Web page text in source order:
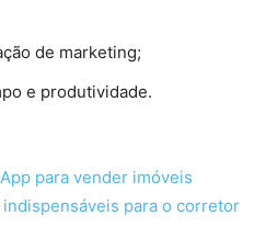
de marketing;
e produtividade.
para vender imóveis
para o corretor